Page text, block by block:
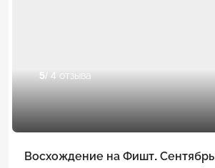
5/ 4 отзыва
Восхождение на Фишт. Сентябрь